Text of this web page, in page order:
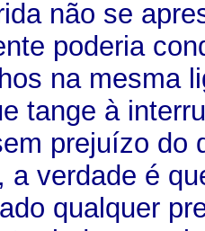
não se
poderia
na mesma
tange à
prejuízo do
a verdade é
qualquer